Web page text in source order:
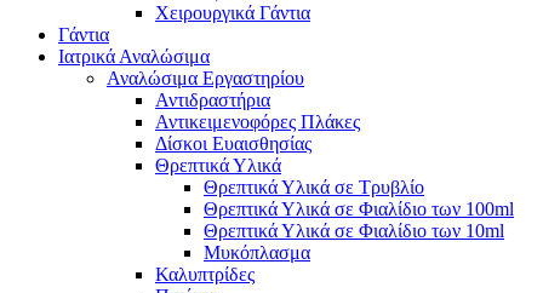
Χειρουργικά Γάντια
Γάντια
Ιατρικά Αναλώσιμα
Αναλώσιμα Εργαστηρίου
Αντιδραστήρια
Αντικειμενοφόρες Πλάκες
Δίσκοι Ευαισθησίας
Θρεπτικά Υλικά
Θρεπτικά Υλικά σε Τρυβλίο
Θρεπτικά Υλικά σε Φιαλίδιο των 100ml
Θρεπτικά Υλικά σε Φιαλίδιο των 10ml
Μυκόπλασμα
Καλυπτρίδες